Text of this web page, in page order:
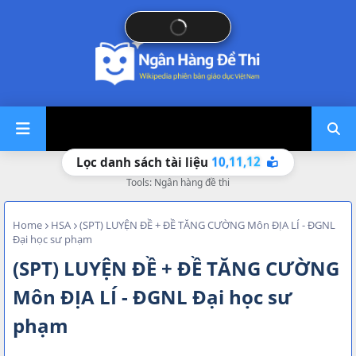
Lọc danh sách tài liệu 10,11,12
Tools: Ngân hàng đề thi
Home HSA
(SPT) LUYỆN ĐỀ + ĐỀ TĂNG CƯỜNG Môn ĐỊA LÍ - ĐGNL
Đại học sư phạm
(SPT) LUYỆN ĐỀ + ĐỀ TĂNG CƯỜNG
Môn ĐỊA LÍ - ĐGNL Đại học sư
phạm